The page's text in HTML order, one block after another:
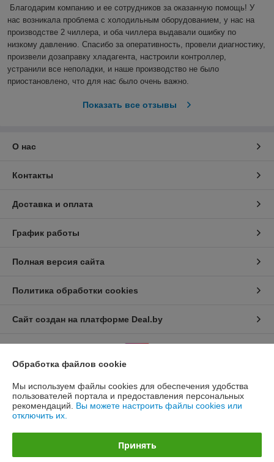
Благодарим компанию и ее сотрудников за оказанную помощь! У
нас возникала проблема с холодильным оборудованием, у нас на
производстве 2 чиллера, и оба чиллера выдавали ошибку по
низкому давлению. Спасибо за оперативность, провели диагностику,
произвели дозаправку хладагента, настроили контроллер,
устранили все неполадки, и наше производство не было
приостановлено, что для нас было очень важно.
Показать все отзывы
О нас
Контакты
Доставка и оплата
График работы
Полная версия сайта
Политика обработки cookies
Сайт создан на платформе Deal.by
Информация для покупателя
Юридическое лицо:
Регистрационный номер ЕГР: 193488165
Обработка файлов cookie
Мы используем файлы cookies для обеспечения удобства
пользователей портала и предоставления персональных
рекомендаций. Вы можете настроить файлы cookies или
отключить их.
Принять